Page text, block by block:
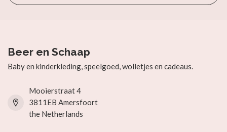
Beer en Schaap
Baby en kinderkleding, speelgoed, wolletjes en cadeaus.
Mooierstraat 4
3811EB Amersfoort
the Netherlands